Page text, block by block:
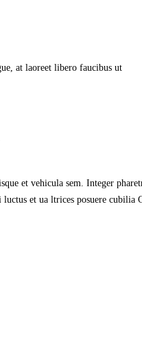
at laoreet libero faucibus ut
et vehicula sem. Integer
et ua ltrices posuere cubilia